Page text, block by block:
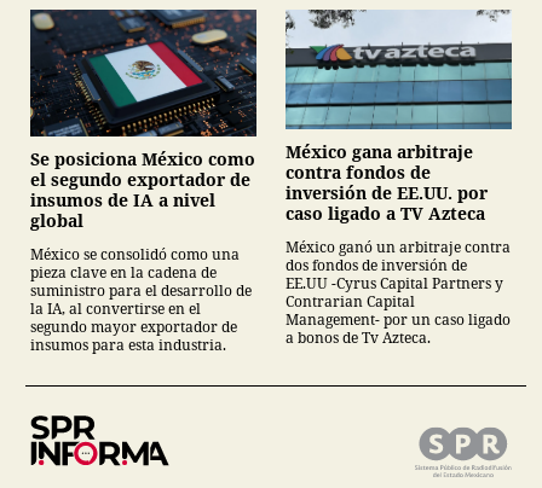
Se posiciona México como
el segundo exportador de
insumos de IA a nivel
global
México se consolidó como una
pieza clave en la cadena de
suministro para el desarrollo de
la IA, al convertirse en el
segundo mayor exportador de
insumos para esta industria.
México gana arbitraje
contra fondos de
inversión de EE.UU. por
caso ligado a TV Azteca
México ganó un arbitraje contra
dos fondos de inversión de
EE.UU -Cyrus Capital Partners y
Contrarian Capital
Management- por un caso ligado
a bonos de Tv Azteca.